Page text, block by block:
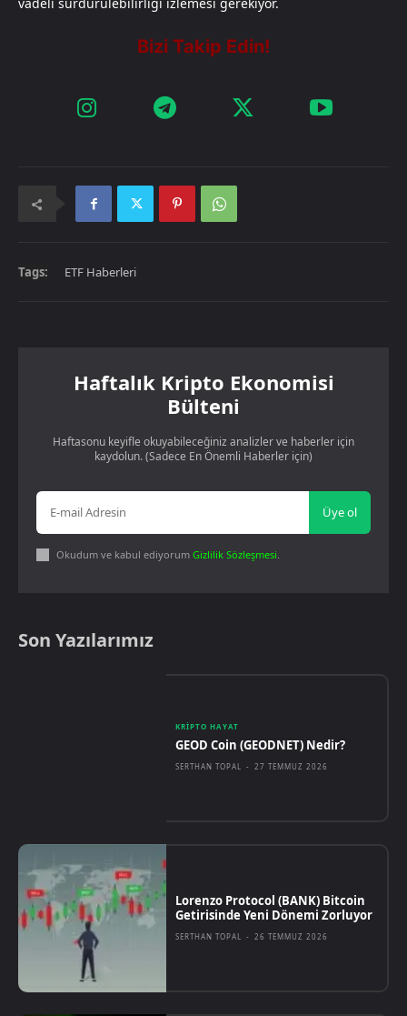
Tags: ETF Haberleri
Haftalık Kripto Ekonomisi
Bülteni
Haftasonu keyifle okuyabileceğiniz analizler ve haberler için
kaydolun. (Sadece En Önemli Haberler için)
Üye ol
Okudum ve kabul ediyorum Gizlilik Sözleşmesi.
Son Yazılarımız
KRIPTO HAYAT
GEOD Coin (GEODNET) Nedir?
SERTHAN TOPAL - 27 TEMMUZ 2026
Lorenzo Protocol (BANK) Bitcoin
Getirisinde Yeni Dönemi Zorluyor
SERTHAN TOPAL - 26 TEMMUZ 2026